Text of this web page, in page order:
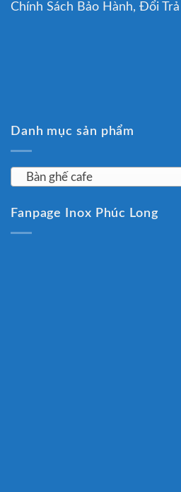
Chính Sách Bảo Hành, Đổi Trả
Danh mục sản phẩm
Bàn ghế cafe
Fanpage Inox Phúc Long